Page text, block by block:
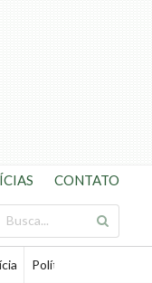
CONTATO
Política